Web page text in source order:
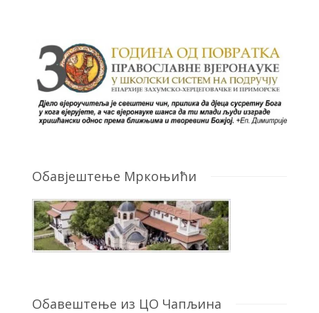
Обавјештење Мркоњићи
Обавештење из ЦО Чапљина